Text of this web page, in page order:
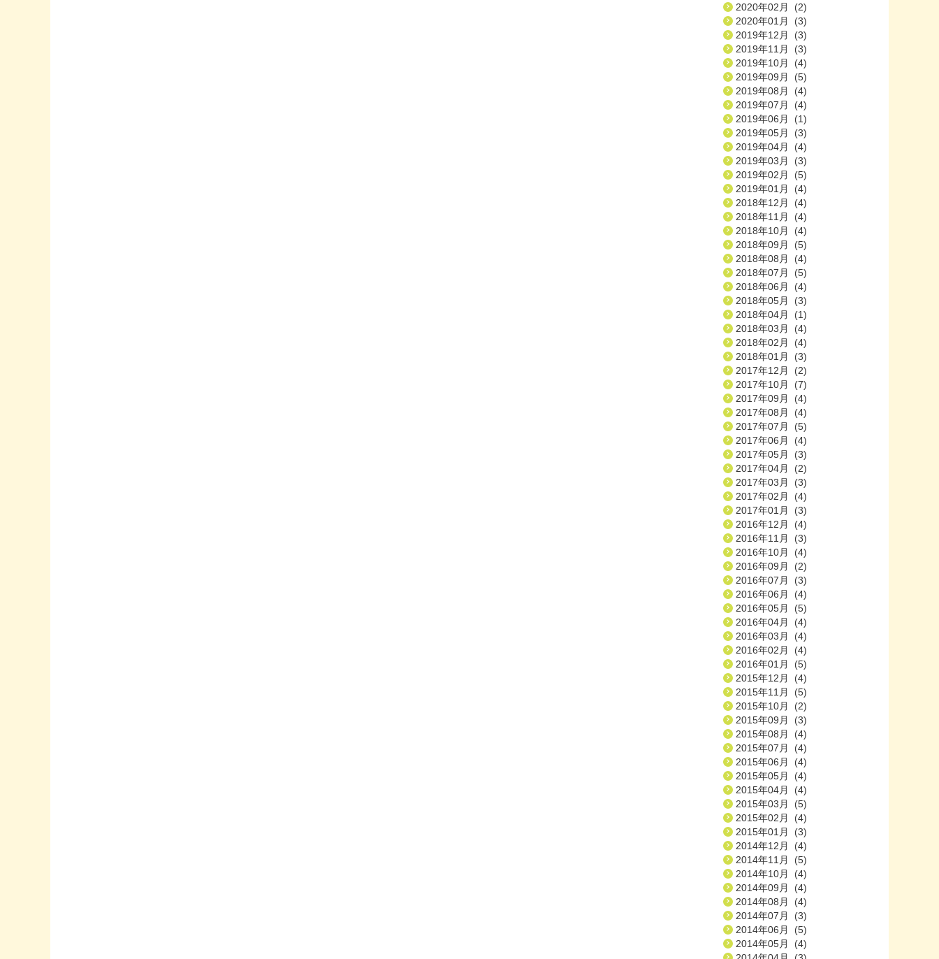
2020年02月 (2)
2020年01月 (3)
2019年12月 (3)
2019年11月 (3)
2019年10月 (4)
2019年09月 (5)
2019年08月 (4)
2019年07月 (4)
2019年06月 (1)
2019年05月 (3)
2019年04月 (4)
2019年03月 (3)
2019年02月 (5)
2019年01月 (4)
2018年12月 (4)
2018年11月 (4)
2018年10月 (4)
2018年09月 (5)
2018年08月 (4)
2018年07月 (5)
2018年06月 (4)
2018年05月 (3)
2018年04月 (1)
2018年03月 (4)
2018年02月 (4)
2018年01月 (3)
2017年12月 (2)
2017年10月 (7)
2017年09月 (4)
2017年08月 (4)
2017年07月 (5)
2017年06月 (4)
2017年05月 (3)
2017年04月 (2)
2017年03月 (3)
2017年02月 (4)
2017年01月 (3)
2016年12月 (4)
2016年11月 (3)
2016年10月 (4)
2016年09月 (2)
2016年07月 (3)
2016年06月 (4)
2016年05月 (5)
2016年04月 (4)
2016年03月 (4)
2016年02月 (4)
2016年01月 (5)
2015年12月 (4)
2015年11月 (5)
2015年10月 (2)
2015年09月 (3)
2015年08月 (4)
2015年07月 (4)
2015年06月 (4)
2015年05月 (4)
2015年04月 (4)
2015年03月 (5)
2015年02月 (4)
2015年01月 (3)
2014年12月 (4)
2014年11月 (5)
2014年10月 (4)
2014年09月 (4)
2014年08月 (4)
2014年07月 (3)
2014年06月 (5)
2014年05月 (4)